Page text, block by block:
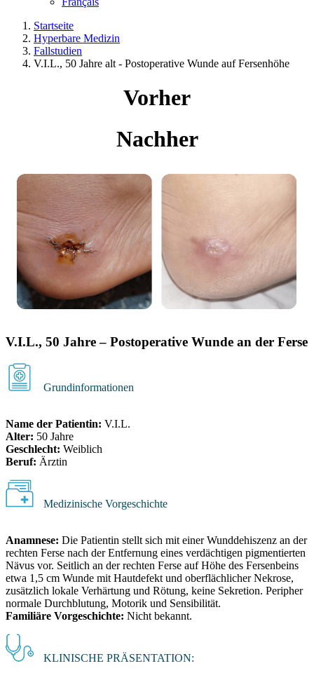
Startseite
Hyperbare Medizin
Fallstudien
V.I.L., 50 Jahre alt - Postoperative Wunde auf Fersenhöhe
Vorher
Nachher
V.I.L., 50 Jahre – Postoperative Wunde an der Ferse
Grundinformationen
Name der Patientin: V.I.L.
Alter: 50 Jahre
Geschlecht: Weiblich
Beruf: Ärztin
Medizinische Vorgeschichte
Anamnese: Die Patientin stellt sich mit einer Wunddehiszenz an der
rechten Ferse nach der Entfernung eines verdächtigen pigmentierten
Nävus vor. Seitlich an der rechten Ferse auf Höhe des Fersenbeins
etwa 1,5 cm Wunde mit Hautdefekt und oberflächlicher Nekrose,
zusätzlich lokale Verhärtung und Rötung, keine Sekretion. Peripher
normale Durchblutung, Motorik und Sensibilität.
Familiäre Vorgeschichte: Nicht bekannt.
KLINISCHE PRÄSENTATION: